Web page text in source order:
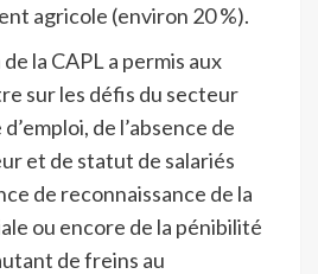
agricole (environ 20 %).
la CAPL a permis aux
sur les défis du secteur
de l’absence de
et de statut de salariés
de reconnaissance de la
ou encore de la pénibilité
de freins au